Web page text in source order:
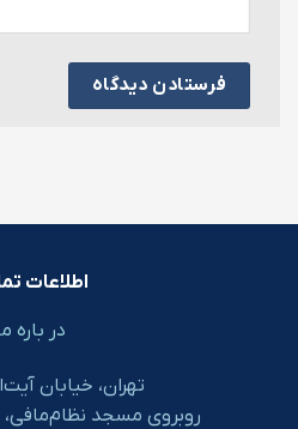
اطلاعات
در باره
تهران، خیابان
روبروی مسجد نظام‌مافی،